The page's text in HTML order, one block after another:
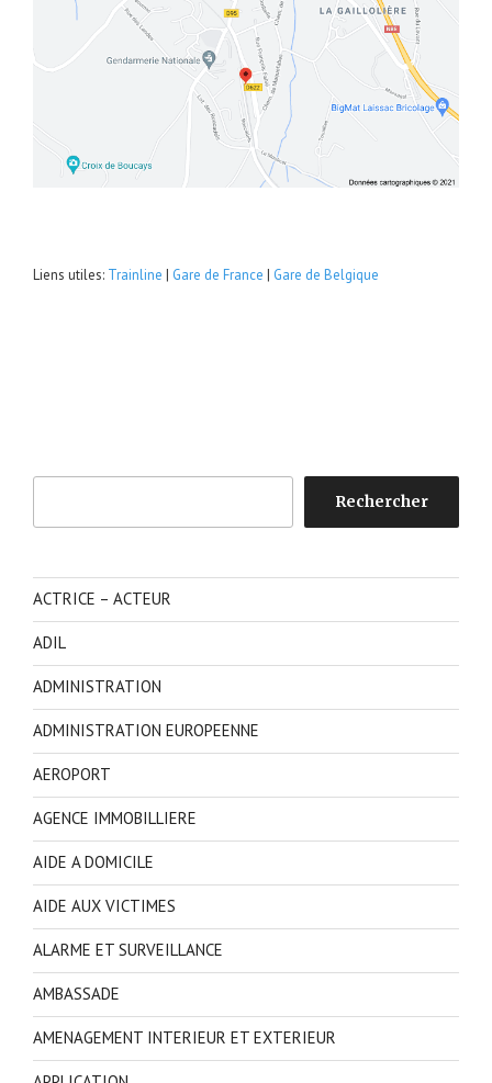
Liens utiles: Trainline | Gare de France | Gare de Belgique
Rechercher
ACTRICE – ACTEUR
ADIL
ADMINISTRATION
ADMINISTRATION EUROPEENNE
AEROPORT
AGENCE IMMOBILLIERE
AIDE A DOMICILE
AIDE AUX VICTIMES
ALARME ET SURVEILLANCE
AMBASSADE
AMENAGEMENT INTERIEUR ET EXTERIEUR